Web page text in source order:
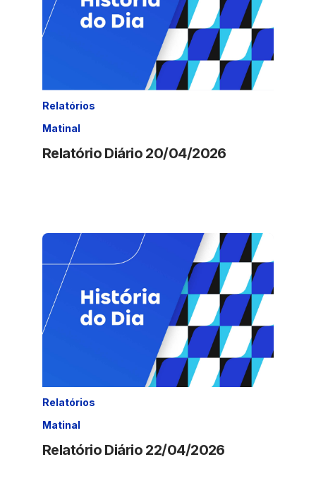
Relatórios
Matinal
Relatório Diário 20/04/2026
Relatórios
Matinal
Relatório Diário 22/04/2026